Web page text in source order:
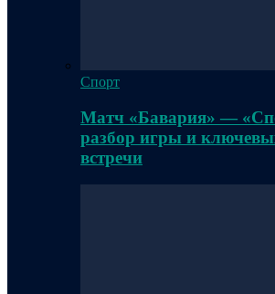
Спорт
Матч «Бавария» —
разбор игры и
встречи